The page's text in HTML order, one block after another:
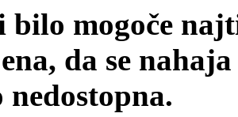
bilo mogoče
da se